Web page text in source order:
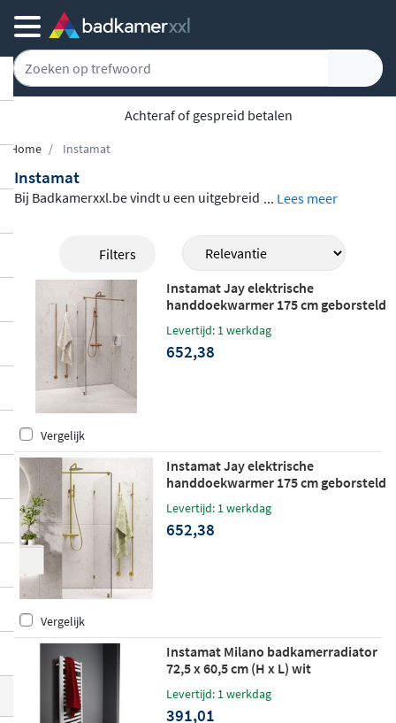
Achteraf of gespreid betalen
Home Instamat
Instamat
Bij Badkamerxxl.be vindt u een uitgebreid
voor elke badkamer. Van strakke de
signradiatoren in wit, antraciet of geborst
eld roestvrij staal tot praktische aansluits
ets en handdoekhouders: het merk biedt
een complete oplossing voor warmte en s
tijl in één. Of u nu kiest voor een
he uitvoering, een op de cv-installatie aan
gesloten model of een combinatie van bei
de, Instamat heeft voor elke situatie het ju
iste product in huis.
... Lees meer
Filters
Instamat Jay elektrische
handdoekwarmer 175 cm geborsteld
koper
Levertijd: 1 werkdag
652,38
Vergelijk
Instamat Jay elektrische
handdoekwarmer 175 cm geborsteld
Levertijd: 1 werkdag
652,38
Vergelijk
Instamat Milano badkamerradiator
72,5 x 60,5 cm (H x L) wit
Levertijd: 1 werkdag
391,01